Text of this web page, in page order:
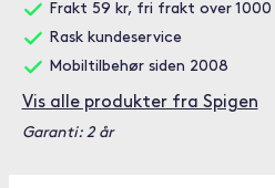
Frakt 59 kr, fri frakt over 1000
Rask kundeservice
Mobiltilbehør siden 2008
Vis alle produkter fra Spigen
Garanti: 2 år